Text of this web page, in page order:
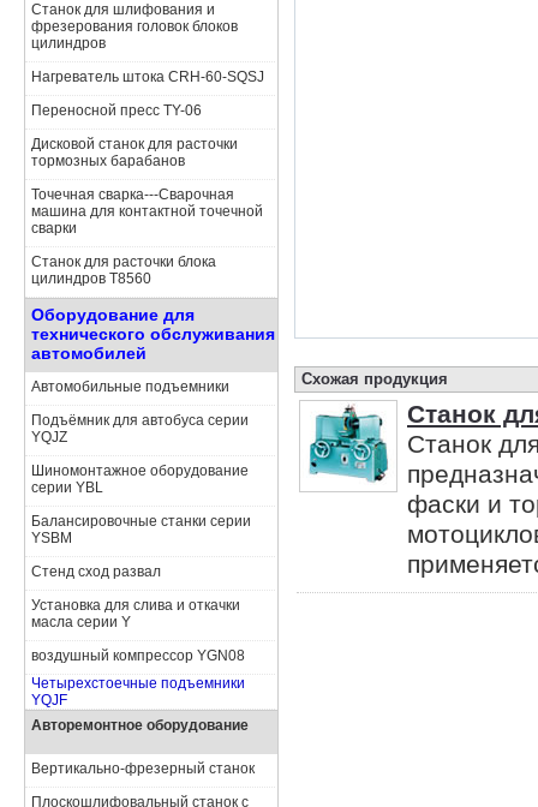
Станок для шлифования и
фрезерования головок блоков
цилиндров
Нагреватель штока CRH-60-SQSJ
Переносной пресс TY-06
Дисковой станок для расточки
тормозных барабанов
Точечная сварка---Сварочная
машина для контактной точечной
сварки
Станок для расточки блока
цилиндров Т8560
Оборудование для
технического обслуживания
автомобилей
Автомобильные подъемники
Подъёмник для автобуса серии
YQJZ
Шиномонтажное оборудование
серии YBL
Балансировочные станки серии
YSBM
Стенд сход развал
Установка для слива и откачки
масла серии Y
воздушный компрессор YGN08
Четырехстоечные подъемники
YQJF
Авторемонтное оборудование
Вертикально-фрезерный станок
Плоскошлифовальный станок с
Схожая продукция
Станок
Станок
фаски и